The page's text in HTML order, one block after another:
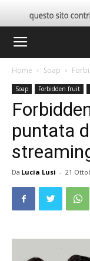
Home Soap
Soap Forbidden fruit
puntata
Da Lucia Lusi - 21